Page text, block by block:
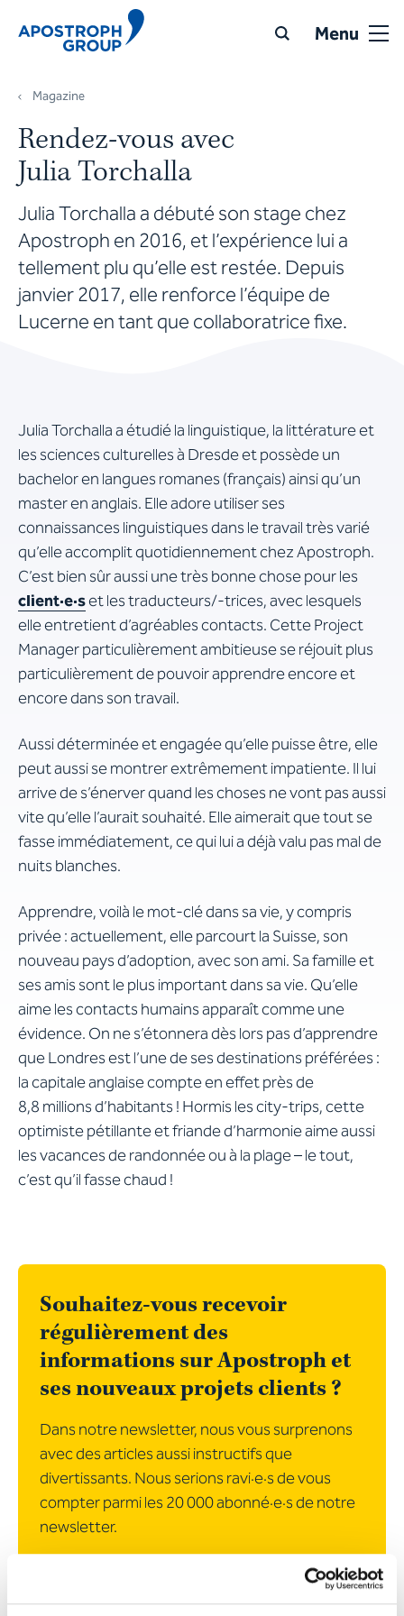
Menu
Magazine
Rendez-vous avec
Julia Torchalla
Julia Torchalla a débuté son stage chez
Apostroph en 2016, et l’expérience lui a
tellement plu qu’elle est restée. Depuis
janvier 2017, elle renforce l’équipe de
Lucerne en tant que collaboratrice fixe.
Julia Torchalla a étudié la linguistique, la littérature et
les sciences culturelles à Dresde et possède un
bachelor en langues romanes (français) ainsi qu’un
master en anglais. Elle adore utiliser ses
connaissances linguistiques dans le travail très varié
qu’elle accomplit quotidiennement chez Apostroph.
C’est bien sûr aussi une très bonne chose pour les
client·e·set les traducteurs/-trices, avec lesquels
elle entretient d’agréables contacts. Cette Project
Manager particulièrement ambitieuse se réjouit plus
particulièrement de pouvoir apprendre encore et
encore dans son travail.
Aussi déterminée et engagée qu’elle puisse être, elle
peut aussi se montrer extrêmement impatiente. Il lui
arrive de s’énerver quand les choses ne vont pas aussi
vite qu’elle l’aurait souhaité. Elle aimerait que tout se
fasse immédiatement, ce qui lui a déjà valu pas mal de
nuits blanches.
Apprendre, voilà le mot-clé dans sa vie, y compris
privée : actuellement, elle parcourt la Suisse, son
nouveau pays d’adoption, avec son ami. Sa famille et
ses amis sont le plus important dans sa vie. Qu’elle
aime les contacts humains apparaît comme une
évidence. On ne s’étonnera dès lors pas d’apprendre
que Londres est l’une de ses destinations préférées :
la capitale anglaise compte en effet près de
8,8 millions d’habitants ! Hormis les city-trips, cette
optimiste pétillante et friande d’harmonie aime aussi
les vacances de randonnée ou à la plage – le tout,
c’est qu’il fasse chaud !
Souhaitez-vous recevoir
régulièrement des
informations sur Apostroph et
ses nouveaux projets clients ?
Dans notre newsletter, nous vous surprenons
avec des articles aussi instructifs que
divertissants. Nous serions ravi·e·s de vous
compter parmi les 20 000 abonné·e·s de notre
newsletter.